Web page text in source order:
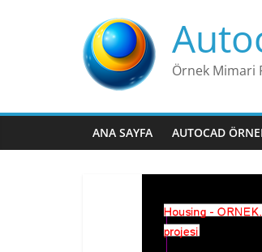
Örnek Mimari
ANA SAYFA AUTOCAD